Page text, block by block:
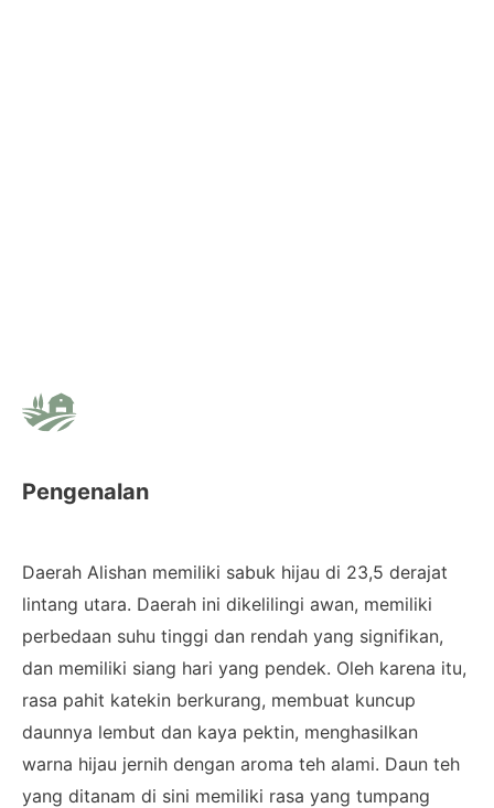
Pengenalan
Daerah Alishan memiliki sabuk hijau di 23,5 derajat
lintang utara. Daerah ini dikelilingi awan, memiliki
perbedaan suhu tinggi dan rendah yang signifikan,
dan memiliki siang hari yang pendek. Oleh karena itu,
rasa pahit katekin berkurang, membuat kuncup
daunnya lembut dan kaya pektin, menghasilkan
warna hijau jernih dengan aroma teh alami. Daun teh
yang ditanam di sini memiliki rasa yang tumpang